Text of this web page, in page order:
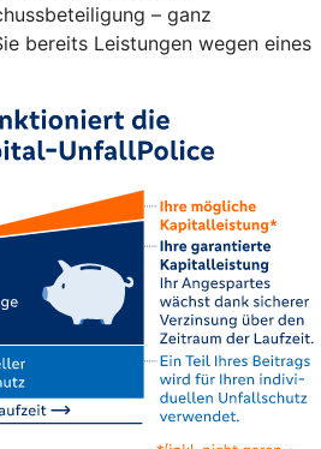
– ganz
bereits Leistungen wegen eines